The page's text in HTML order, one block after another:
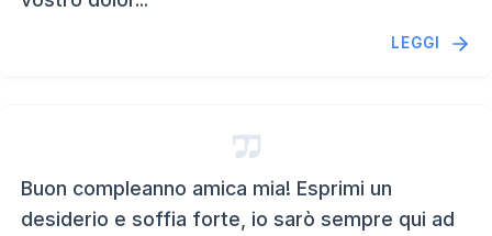
LEGGI
Buon compleanno amica mia! Esprimi un
desiderio e soffia forte, io sarò sempre qui ad